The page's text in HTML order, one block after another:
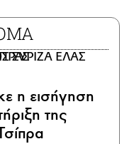
η εισήγηση
της